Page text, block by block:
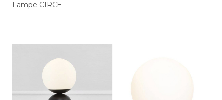
Lampe CIRCE